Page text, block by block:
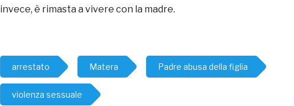
invece, è rimasta a vivere con la madre.
arrestato Matera Padre abusa della figlia
violenza sessuale